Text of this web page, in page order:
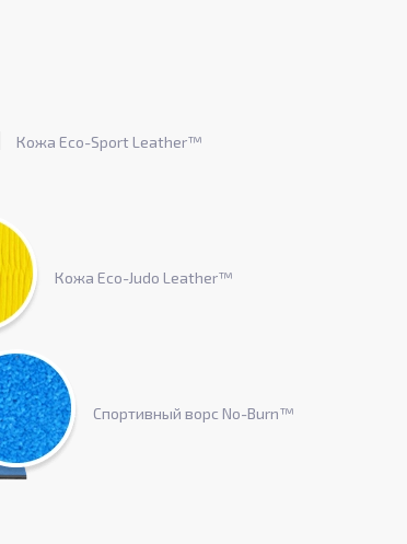
Кожа Eco-Sport Leather™
Кожа Eco-Judo Leather™
Спортивный ворс No-Burn™